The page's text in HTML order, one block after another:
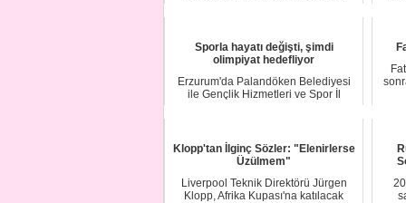
Sporla hayatı değişti, şimdi
olimpiyat hedefliyor
Erzurum'da Palandöken Belediyesi
ile Gençlik Hizmetleri ve Spor İl
Klopp'tan İlginç Sözler: "Elenirlerse
Üzülmem"
Liverpool Teknik Direktörü Jürgen
Klopp, Afrika Kupası'na katılacak